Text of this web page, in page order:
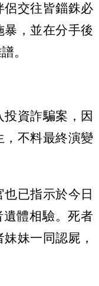
侶交往皆錙銖必
暴，並在分手後
。
資詐騙案，因
，不料最終演變
已指示於今日
體相驗。死者
妹一同認屍，